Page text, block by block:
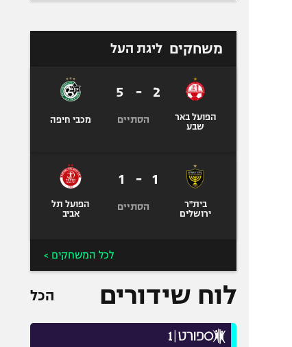
משחקים ליגת העל
הפועל באר
שבע
2
-
5
הסתיים מכבי חיפה
בית"ר
ירושלים
1
-
1
הסתיים
הפועל תל
אביב
לכל המשחקים >
לוח שידורים הכל